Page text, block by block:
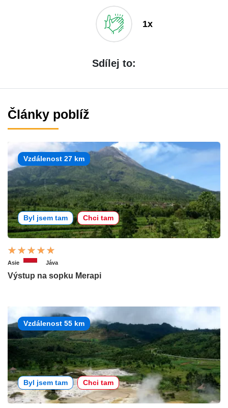
1x
Sdílej to:
Články poblíž
Vzdálenost 27 km
Byl jsem tam Chci tam
Asie Jáva
Výstup na sopku Merapi
Vzdálenost 55 km
Byl jsem tam Chci tam